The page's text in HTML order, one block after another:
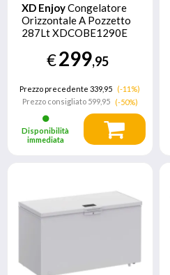
XD EnjoyCongelatore
Orizzontale A Pozzetto
287Lt XDCOBE1290E
€299,95
Prezzo precedente 339,95
(-11%)
Prezzo consigliato599,95 (-50%)
Disponibilità
immediata